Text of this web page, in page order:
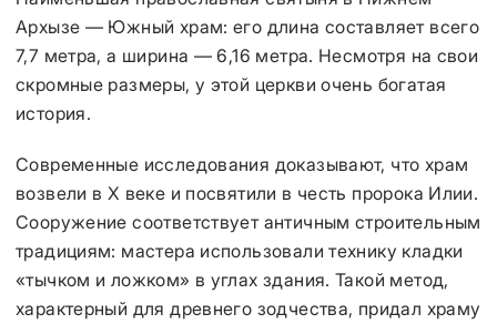
Архызе — Южный храм: его длина составляет всего
7,7 метра, а ширина — 6,16 метра. Несмотря на свои
скромные размеры, у этой церкви очень богатая
история.
Современные исследования доказывают, что храм
возвели в X веке и посвятили в честь пророка Илии.
Сооружение соответствует античным строительным
традициям: мастера использовали технику кладки
«тычком и ложком» в углах здания. Такой метод,
характерный для древнего зодчества, придал храму